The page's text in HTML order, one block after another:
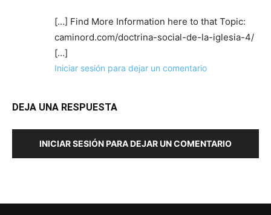
[…] Find More Information here to that Topic:
caminord.com/doctrina-social-de-la-iglesia-4/
[…]
Iniciar sesión para dejar un comentario
DEJA UNA RESPUESTA
INICIAR SESIÓN PARA DEJAR UN COMENTARIO